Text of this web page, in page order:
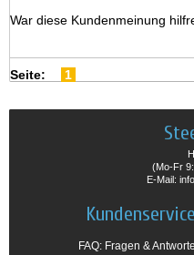
War diese Kundenmeinung
Seite: 1
(Mo-Fr
E-Mail:
Kundenservice
FAQ: Fragen &